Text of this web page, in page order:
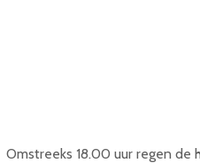
Omstreeks 18.00 uur regen de